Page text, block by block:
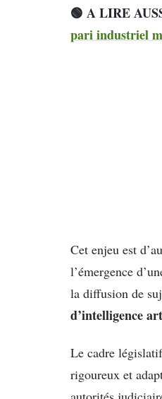
🟢 A LIRE
pari industriel
Cet enjeu est
l’émergence
la diffusion de
d’intelligence
Le cadre
rigoureux et